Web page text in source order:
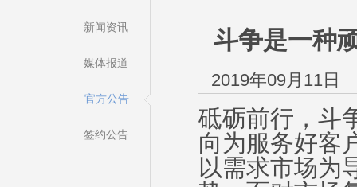
新闻资讯
媒体报道
官方公告
签约公告
斗争是一种
2019年09月11日
砥砺前行，斗
向为服务好客
以需求市场为